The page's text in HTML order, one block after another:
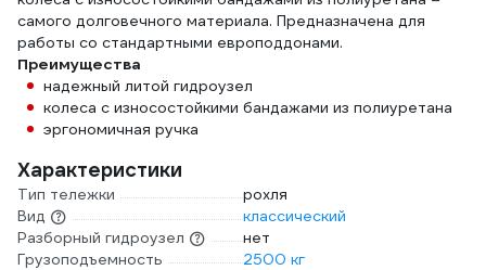
самого долговечного материала. Предназначена для
работы со стандартными европоддонами.
Преимущества
надежный литой гидроузел
колеса с износостойкими бандажами из полиуретана
эргономичная ручка
Характеристики
Тип тележки
рохля
Вид
классический
Разборный гидроузел
нет
Грузоподъемность
2500 кг